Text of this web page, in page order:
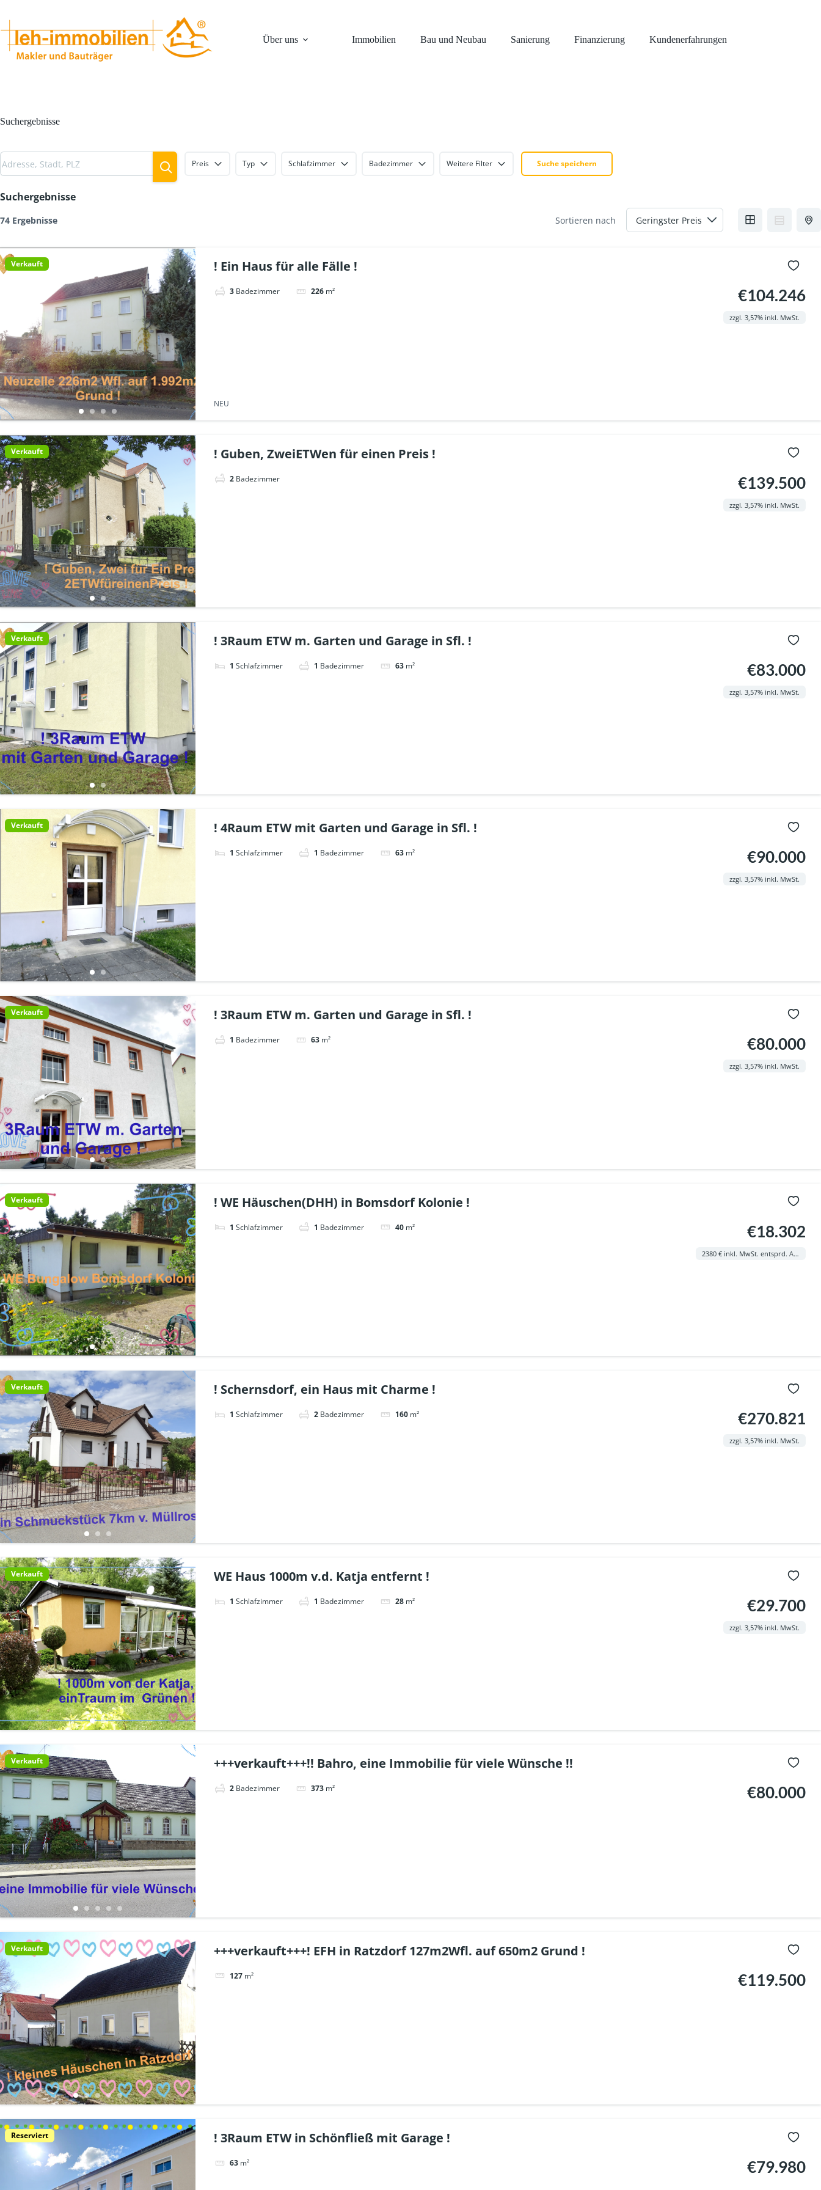
Über uns
Immobilien Bau und Neubau Sanierung Finanzierung Kundenerfahrungen
Suchergebnisse
Suche speichern
Preis Typ Schlafzimmer Badezimmer Weitere Filter
Suchergebnisse
74 Ergebnisse Sortieren nach
Verkauft ! Ein Haus für alle Fälle !
3 Badezimmer 226 m² €104.246
zzgl. 3,57% inkl. MwSt.
NEU
Verkauft ! Guben, ZweiETWen für einen Preis !
2 Badezimmer €139.500
zzgl. 3,57% inkl. MwSt.
Verkauft ! 3Raum ETW m. Garten und Garage in Sfl. !
1 Schlafzimmer 1 Badezimmer 63 m² €83.000
zzgl. 3,57% inkl. MwSt.
Verkauft ! 4Raum ETW mit Garten und Garage in Sfl. !
1 Schlafzimmer 1 Badezimmer 63 m² €90.000
zzgl. 3,57% inkl. MwSt.
Verkauft ! 3Raum ETW m. Garten und Garage in Sfl. !
1 Badezimmer 63 m² €80.000
zzgl. 3,57% inkl. MwSt.
Verkauft ! WE Häuschen(DHH) in Bomsdorf Kolonie !
1 Schlafzimmer 1 Badezimmer 40 m² €18.302
2380 € inkl. MwSt. entsprd. AGB (diese können im Büro eingesehen werden)
Verkauft ! Schernsdorf, ein Haus mit Charme !
1 Schlafzimmer 2 Badezimmer 160 m² €270.821
zzgl. 3,57% inkl. MwSt.
Verkauft WE Haus 1000m v.d. Katja entfernt !
1 Schlafzimmer 1 Badezimmer 28 m² €29.700
zzgl. 3,57% inkl. MwSt.
Verkauft +++verkauft+++!! Bahro, eine Immobilie für viele Wünsche !!
2 Badezimmer 373 m² €80.000
Verkauft +++verkauft+++! EFH in Ratzdorf 127m2Wfl. auf 650m2 Grund !
127 m² €119.500
Reserviert ! 3Raum ETW in Schönfließ mit Garage !
63 m² €79.980